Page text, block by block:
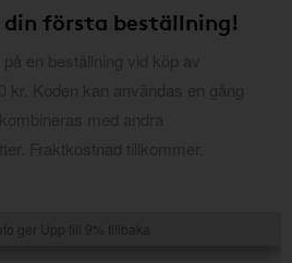
första beställning!